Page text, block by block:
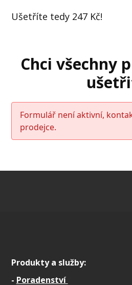
Ušetříte tedy 247 Kč!
Chci všechny
Formulář není aktivní,
prodejce.
Produkty a služby:
- Poradenství